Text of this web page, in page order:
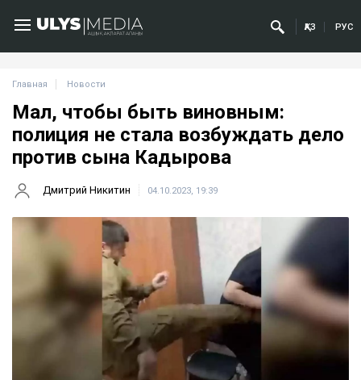
ҚАЗ РУС
Главная Новости
Мал, чтобы быть виновным:
полиция не стала возбуждать дело
против сына Кадырова
Дмитрий Никитин 04.10.2023, 19:39